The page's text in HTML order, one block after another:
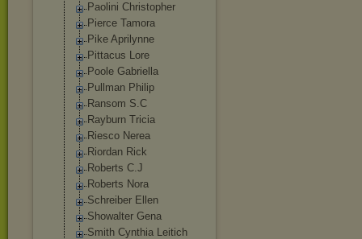
Paolini Christopher
Pierce Tamora
Pike Aprilynne
Pittacus Lore
Poole Gabriella
Pullman Philip
Ransom S.C
Rayburn Tricia
Riesco Nerea
Riordan Rick
Roberts C.J
Roberts Nora
Schreiber Ellen
Showalter Gena
Smith Cynthia Leitich